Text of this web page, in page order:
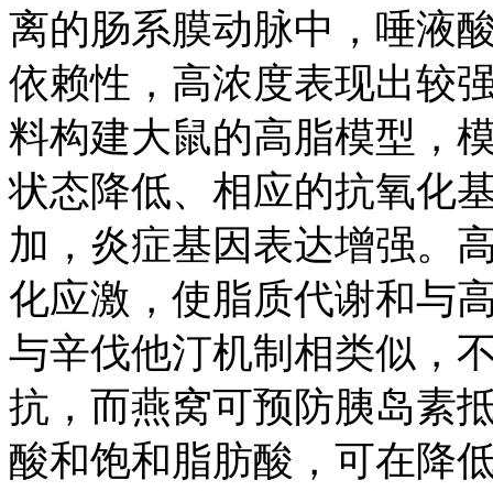
离的肠系膜动脉中，唾液
依赖性，高浓度表现出较
料构建大鼠的高脂模型，
状态降低、相应的抗氧化
加，炎症基因表达增强。
化应激，使脂质代谢和与
与辛伐他汀机制相类似，
抗，而燕窝可预防胰岛素
酸和饱和脂肪酸，可在降